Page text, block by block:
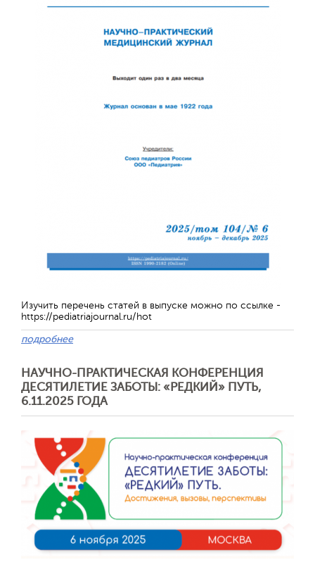
Изучить перечень статей в выпуске можно по ссылке -
https://pediatriajournal.ru/hot
подробнее
НАУЧНО-ПРАКТИЧЕСКАЯ КОНФЕРЕНЦИЯ
ДЕСЯТИЛЕТИЕ ЗАБОТЫ: «РЕДКИЙ» ПУТЬ,
6.11.2025 ГОДА
Отправить